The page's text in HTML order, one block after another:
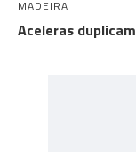
MADEIRA
Aceleras duplicam